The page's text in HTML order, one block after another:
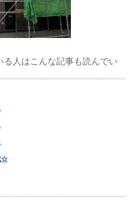
る人はこんな記事も読んでい
☆